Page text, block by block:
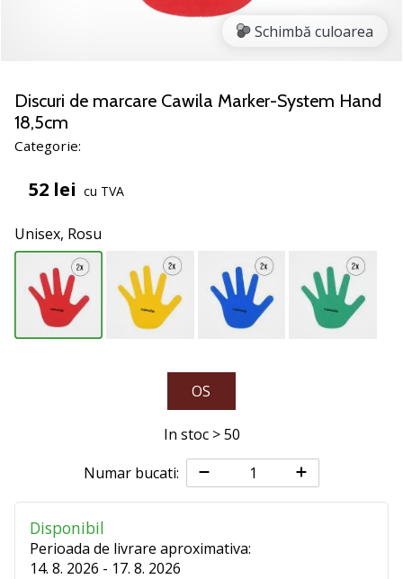
un
fan
al
baschetului
și
Alătură-
te
nouă
ca
Ambasador
articolele
Schimbă culoarea
Discuri de marcare Cawila Marker-System Hand
18,5cm
Categorie:
52 lei cu TVA
Unisex, Rosu
OS
In stoc > 50
Numar bucati:
Disponibil
Perioada de livrare aproximativa:
14. 8. 2026 - 17. 8. 2026